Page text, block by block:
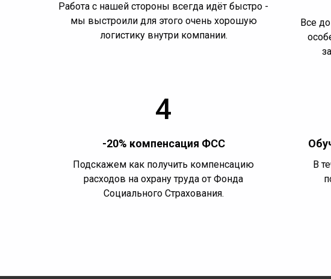
Работа с нашей стороны всегда идёт быстро -
мы выстроили для этого очень хорошую
логистику внутри компании.
Все
4
-20% компенсация ФСС
Подскажем как получить компенсацию
расходов на охрану труда от Фонда
Социального Страхования.
В